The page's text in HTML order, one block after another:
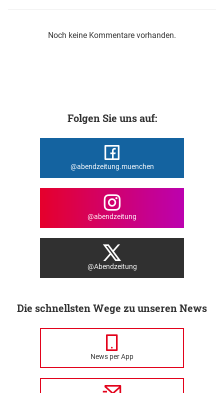
Noch keine Kommentare vorhanden.
Folgen Sie uns auf:
@abendzeitung.muenchen
@abendzeitung
@Abendzeitung
Die schnellsten Wege zu unseren News
News per App